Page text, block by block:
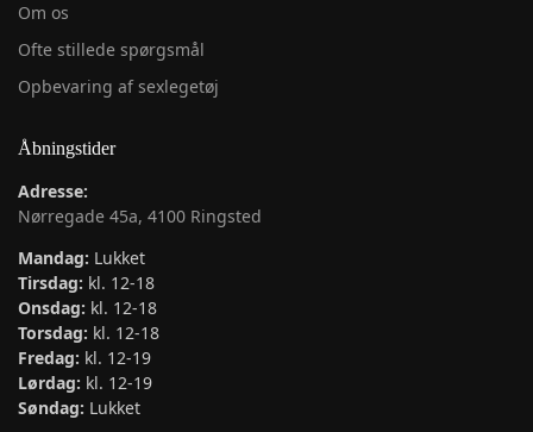
Om os
Ofte stillede spørgsmål
Opbevaring af sexlegetøj
Åbningstider
Adresse:
Nørregade 45a, 4100 Ringsted
Mandag: Lukket
Tirsdag: kl. 12-18
Onsdag: kl. 12-18
Torsdag: kl. 12-18
Fredag: kl. 12-19
Lørdag: kl. 12-19
Søndag: Lukket